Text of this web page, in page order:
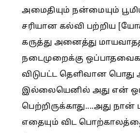
அமைதியும் நன்மையும்
சரியான கல்வி பற்றிய
கருத்து அனைத்து
நடைமுறைக்கு
விடுபட்ட தெளிவான பொது
இல்லையெனில் அது என்
பெற்றிருக்காது....அது நான்
எதையும் விட